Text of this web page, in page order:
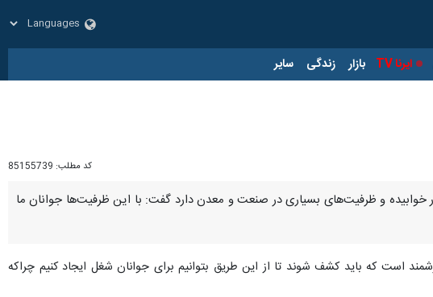
ایرنا TV بازار زندگی سایر
کد مطلب: 85155739